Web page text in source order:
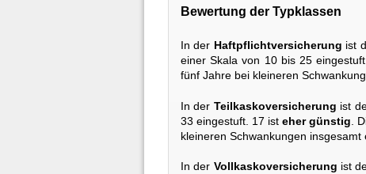
Bewertung der Typklassen
In der Haftpflichtversicherung ist
einer Skala von 10 bis 25
fünf Jahre bei kleineren
In der Teilkaskoversicherung ist
33 eingestuft. 17 isteher günstig .
kleineren Schwankungen insgesamt
In der Vollkaskoversicherung ist